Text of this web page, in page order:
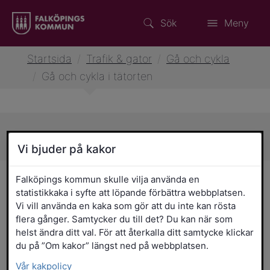
Sök Meny
Startsida Trafik & gator
Gå och cykla
Gå och cykla i tätorten
Sidans innehåll
Gå och cykla i tätorten
I Falköping finns många bra gång- och
cykelbanor! Kommunen har kontinuerligt
arbetat med att förbättra, bygga ut och
bygga ihop vårt gång- och cykelnät.
Vi bjuder på kakor
Falköpings kommun skulle vilja använda en
statistikkaka i syfte att löpande förbättra webbplatsen.
Vi vill använda en kaka som gör att du inte kan rösta
flera gånger. Samtycker du till det? Du kan när som
helst ändra ditt val. För att återkalla ditt samtycke klickar
du på ”Om kakor” längst ned på webbplatsen.
Vår kakpolicy